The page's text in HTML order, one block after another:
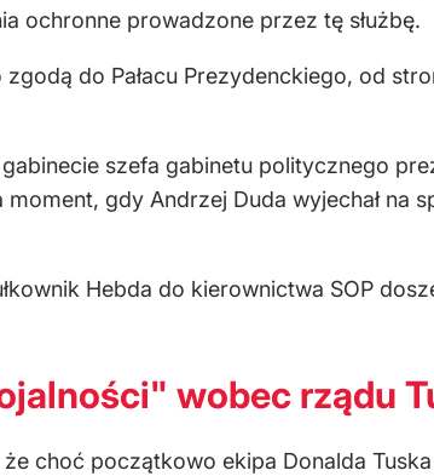
ochronne prowadzone przez tę służbę.
do Pałacu Prezydenckiego, od
szefa gabinetu politycznego
gdy Andrzej Duda wyjechał na
Hebda do kierownictwa SOP
wobec rządu
choć początkowo ekipa Donalda